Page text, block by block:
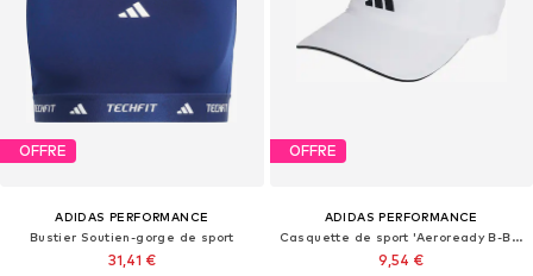
OFFRE
ADIDAS PERFORMANCE
Bustier Soutien-gorge de sport
31,41 €
OFFRE
ADIDAS PERFORMANCE
Casquette de sport 'Aeroready B-Ball'
9,54 €